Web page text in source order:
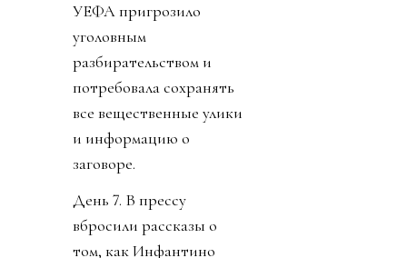
УЕФА пригрозило
уголовным
разбирательством и
потребовала сохранять
все вещественные улики
и информацию о
заговоре.
День 7. В прессу
вбросили рассказы о
том, как Инфантино